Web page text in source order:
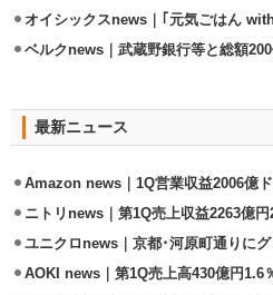
最新ニュース